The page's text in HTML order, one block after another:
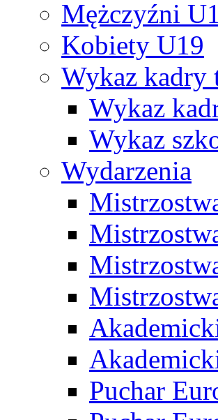
Mężczyźni
Kobiety U19
Wykaz kadry
Wykaz
Wykaz
Wydarzenia
Puchar